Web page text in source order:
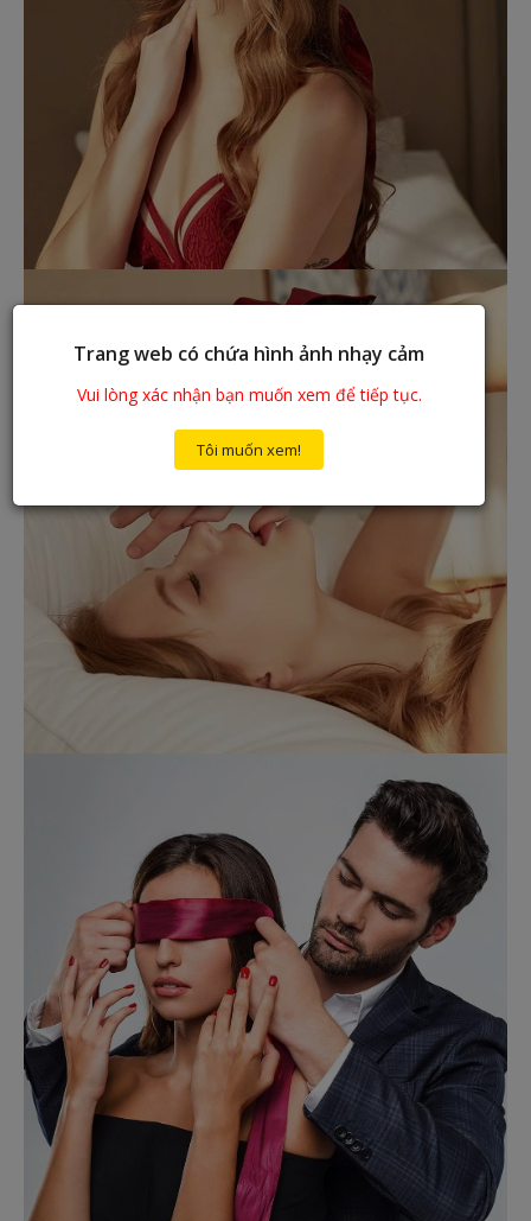
Trang web có chứa hình ảnh nhạy cảm
Vui lòng xác nhận bạn muốn xem để tiếp tục.
Tôi muốn xem!